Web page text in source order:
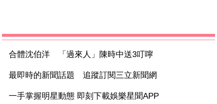
合體沈伯洋 「過來人」陳時中送3叮嚀
最即時的新聞話題 追蹤訂閱三立新聞網
一手掌握明星動態 即刻下載娛樂星聞APP